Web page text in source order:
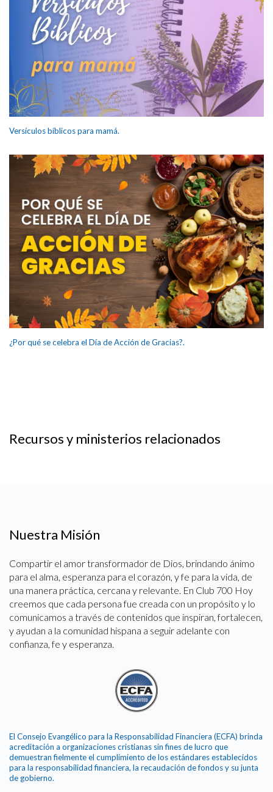
Versículos bíblicos para mamá.
¿Por qué se celebra el Día de Acción de Gracias?.
Recursos y ministerios relacionados
Nuestra Misión
Compartir el amor transformador de Dios, brindando ánimo
para el alma, esperanza para el corazón, y fe para la vida, de
una manera práctica, cercana y relevante. En Club 700 Hoy
creemos que cada persona fue creada con un propósito y lo
comunicamos a través de contenidos que inspiran, fortalecen,
y ayudan a la comunidad hispana a seguir adelante con
confianza, fe y esperanza.
El Consejo Evangélico para la Responsabilidad Financiera (ECFA) brinda
acreditación a organizaciones cristianas sin fines de lucro que
demuestran fielmente el cumplimiento de los estándares establecidos
para la responsabilidad financiera, la recaudación de fondos y su junta
de gobierno.